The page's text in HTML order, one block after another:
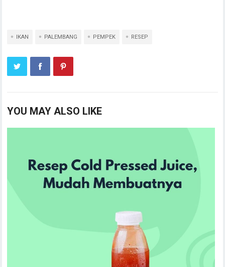
IKAN PALEMBANG PEMPEK RESEP
YOU MAY ALSO LIKE